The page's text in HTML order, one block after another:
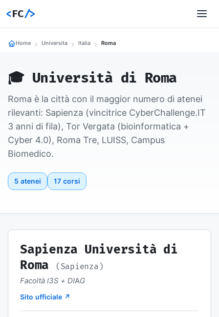
<FC/>
Home Universita Italia Roma
🎓 Università di Roma
Roma è la città con il maggior numero di atenei
rilevanti: Sapienza (vincitrice CyberChallenge.IT
3 anni di fila), Tor Vergata (bioinformatica +
Cyber 4.0), Roma Tre, LUISS, Campus
Biomedico.
5 atenei 17 corsi
Sapienza Università di
Roma
(Sapienza)
Facoltà I3S + DIAG
Sito ufficiale ↗